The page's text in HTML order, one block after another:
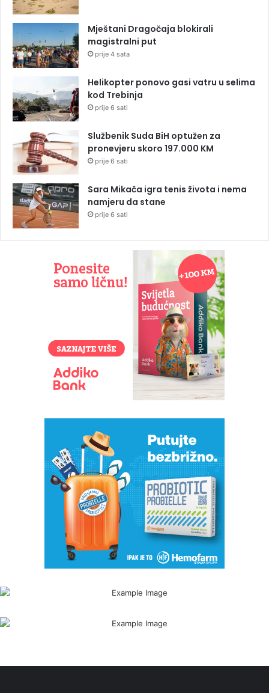
Mještani Dragočaja blokirali
magistralni put
prije 4 sata
Helikopter ponovo gasi vatru u selima
kod Trebinja
prije 6 sati
Službenik Suda BiH optužen za
pronevjeru skoro 197.000 KM
prije 6 sati
Sara Mikača igra tenis života i nema
namjeru da stane
prije 6 sati